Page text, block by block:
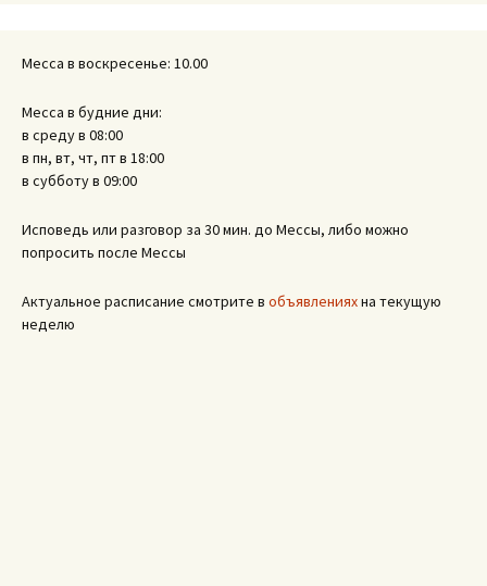
Месса в воскресенье: 10.00
Месса в будние дни:
в среду в 08:00
в пн, вт, чт, пт в 18:00
в субботу в 09:00
Исповедь или разговор за 30 мин. до Мессы, либо можно
попросить после Мессы
Актуальное расписание смотрите в объявленияхна текущую
неделю